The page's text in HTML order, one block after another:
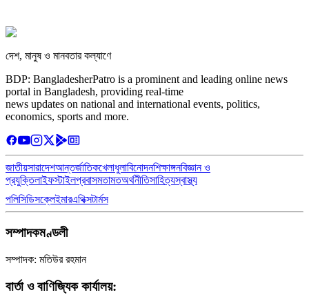
দেশ, মানুষ ও মানবতার কল্যাণে
BDP: BangladesherPatro is a prominent and leading online news
portal in Bangladesh, providing real-time
news updates on national and international events, politics,
economics, sports and more.
জাতীয়সারাদেশআন্তর্জাতিকখেলাধুলাবিনোদনশিক্ষাঙ্গনবিজ্ঞান ও
প্রযুক্তিলাইফস্টাইলপ্রবাসমতামতঅর্থনীতিসাহিত্যস্বাস্থ্য
পলিসিডিসক্লেইমারএথিক্সটার্মস
সম্পাদকমণ্ডলী
সম্পাদক: মতিউর রহমান
বার্তা ও বাণিজ্যিক কার্যালয়: